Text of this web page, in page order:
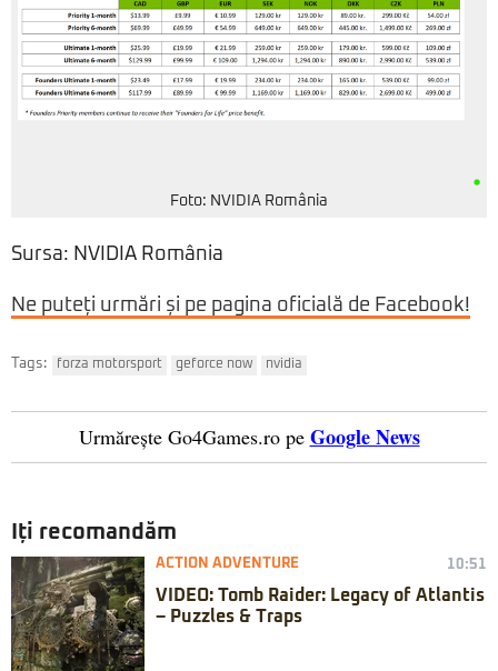
Foto: NVIDIA România
Sursa: NVIDIA România
Ne puteți urmări și pe pagina oficială de Facebook!
Tags: forza motorsport geforce now nvidia
Urmărește Go4Games.ro pe Google News
Iți recomandăm
ACTION ADVENTURE 10:51
VIDEO: Tomb Raider: Legacy of Atlantis
– Puzzles & Traps